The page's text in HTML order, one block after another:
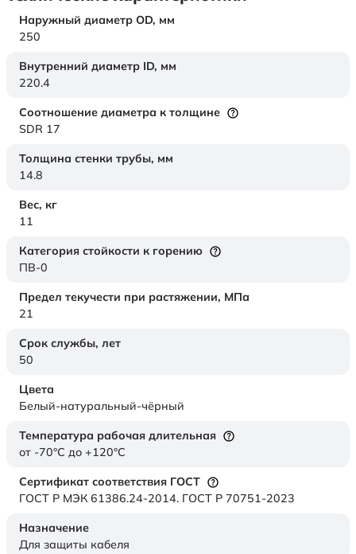
Наружный диаметр OD, мм
250
Внутренний диаметр ID, мм
220.4
Соотношение диаметра к толщине
SDR 17
Толщина стенки трубы, мм
14.8
Вес, кг
11
Категория стойкости к горению
ПВ-0
Предел текучести при растяжении, МПа
21
Срок службы, лет
50
Цвета
Белый-натуральный-чёрный
Температура рабочая длительная
от -70°C до +120°C
Сертификат соответствия ГОСТ
ГОСТ Р МЭК 61386.24-2014. ГОСТ Р 70751-2023
Назначение
Для защиты кабеля